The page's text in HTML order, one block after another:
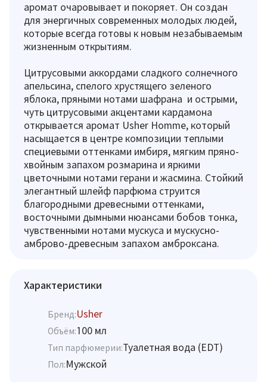
аромат очаровывает и покоряет. Он создан
для энергичных современных молодых людей,
которые всегда готовы к новым незабываемым
жизненным открытиям.
Цитрусовыми аккордами сладкого солнечного
апельсина, спелого хрустящего зеленого
яблока, пряными нотами шафрана и острыми,
чуть цитрусовыми акцентами кардамона
открывается аромат Usher Homme, который
насыщается в центре композиции теплыми
специевыми оттенками имбиря, мягким пряно-
хвойным запахом розмарина и яркими
цветочными нотами герани и жасмина. Стойкий
элегантный шлейф парфюма струится
благородными древесными оттенками,
восточными дымными нюансами бобов тонка,
чувственными нотами мускуса и мускусно-
амброво-древесным запахом амброксана.
Характеристики
Бренд:Usher
Объём:100 мл
Тип парфюмерии:Туалетная вода (EDT)
Пол:Мужской